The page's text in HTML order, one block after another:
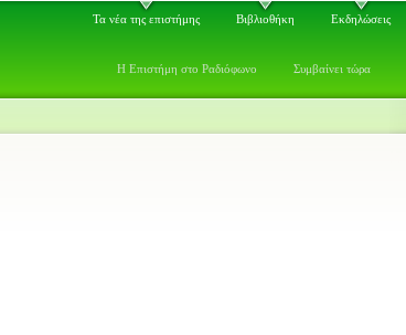
Τα νέα της επιστήμης Βιβλιοθήκη Εκδηλώσεις
Η Επιστήμη στο Ραδιόφωνο Συμβαίνει τώρα